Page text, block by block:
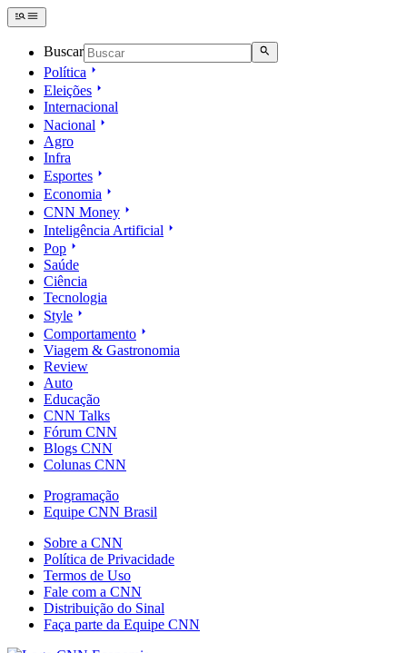
Buscar
Política
Eleições
Internacional
Nacional
Agro
Infra
Esportes
Economia
CNN Money
Inteligência Artificial
Pop
Saúde
Ciência
Tecnologia
Style
Comportamento
Viagem & Gastronomia
Review
Auto
Educação
CNN Talks
Fórum CNN
Blogs CNN
Colunas CNN
Programação
Equipe CNN Brasil
Sobre a CNN
Política de Privacidade
Termos de Uso
Fale com a CNN
Distribuição do Sinal
Faça parte da Equipe CNN